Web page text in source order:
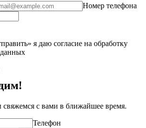
Номер телефона
я даю согласие на обработку
свяжемся с вами в ближайшее время.
Телефон